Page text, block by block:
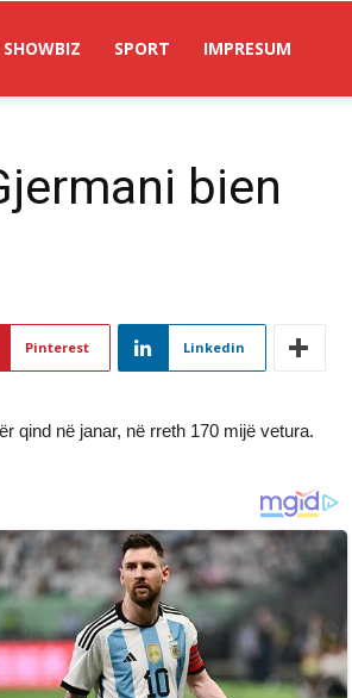
SHOWBIZ SPORT IMPRESUM
bien
Pinterest Linkedin
qind në janar, në rreth 170 mijë vetura.